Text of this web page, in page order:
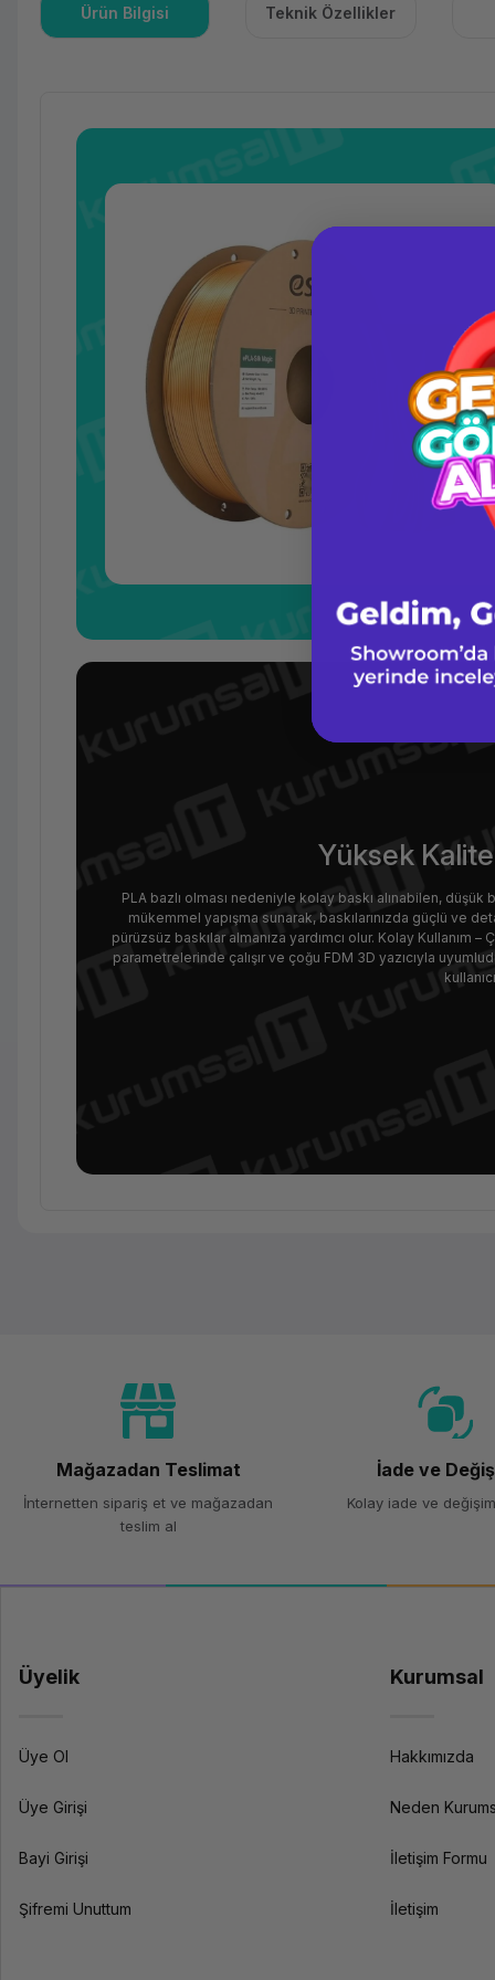
Ürün Bilgisi Teknik Özellikler
Yüksek
PLA bazlı olması nedeniyle kolay baskı alınabilen,
mükemmel yapışma sunarak, baskılarınızda güçlü ve
pürüzsüz baskılar almanıza yardımcı olur. Kolay Kullanım –
parametrelerinde çalışır ve çoğu FDM 3D yazıcıyla
Model
Renk
Mağazadan Teslimat
İnternetten sipariş et ve mağazadan
teslim al
İade ve
Kolay iade ve
Üyelik
Üye Ol
Üye Girişi
Bayi Girişi
Şifremi Unuttum
Kurumsal
Hakkımızda
Neden
İletişim Formu
İletişim